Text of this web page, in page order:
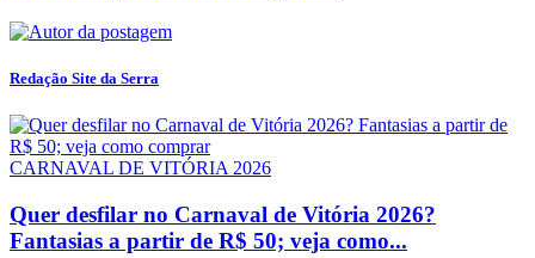
Redação Site da Serra
CARNAVAL DE VITÓRIA 2026
Quer desfilar no Carnaval de Vitória 2026?
Fantasias a partir de R$ 50; veja como...